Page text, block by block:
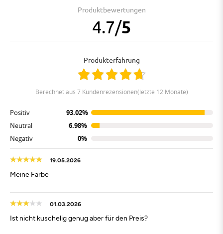
Produktbewertungen
4.7/5
Produkterfahrung
berechnet aus 7 Kundenrezensionen(letzte 12 Monate)
Positiv
93.02%
Neutral
6.98%
Negativ
0%
19.05.2026
Meine Farbe
01.03.2026
Ist nicht kuschelig genug aber für den Preis?